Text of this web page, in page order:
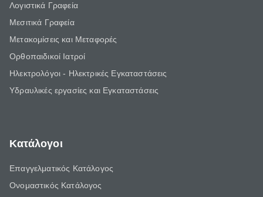
Λογιστικά Γραφεία
Μεσιτικά Γραφεία
Μετακομίσεις και Μεταφορές
Ορθοπαιδικοί Ιατροί
Ηλεκτρολόγοι - Ηλεκτρικές Εγκαταστάσεις
Υδραυλικές εργασίες και Εγκαταστάσεις
Κατάλογοι
Επαγγελματικός Κατάλογος
Ονομαστικός Κατάλογος